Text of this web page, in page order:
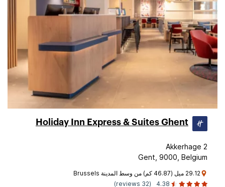
Holiday Inn Express & Suites Ghent
Akkerhage 2
Gent, 9000, Belgium
29.12 ميل (46.87 كم) من وسط المدينة Brussels
4.38
(32 reviews)